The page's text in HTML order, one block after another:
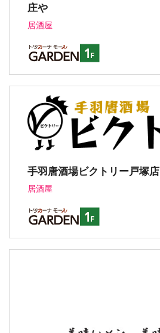
庄や
居酒屋
手羽唐酒場ビクトリー戸塚店
居酒屋